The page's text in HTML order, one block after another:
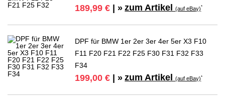
189,99 € | » zum Artikel(auf eBay)*
DPF für BMW 1er 2er 3er 4er 5er X3 F10
F11 F20 F21 F22 F25 F30 F31 F32 F33
F34
199,00 € | » zum Artikel(auf eBay)*